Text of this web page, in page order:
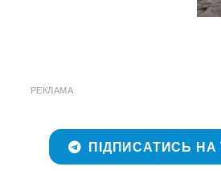
РЕКЛАМА
ПІДПИСАТИСЬ НА